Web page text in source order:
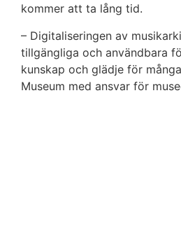
kommer att ta lång tid.
– Digitaliseringen av
tillgängliga och användbara
kunskap och glädje för
Museum med ansvar för